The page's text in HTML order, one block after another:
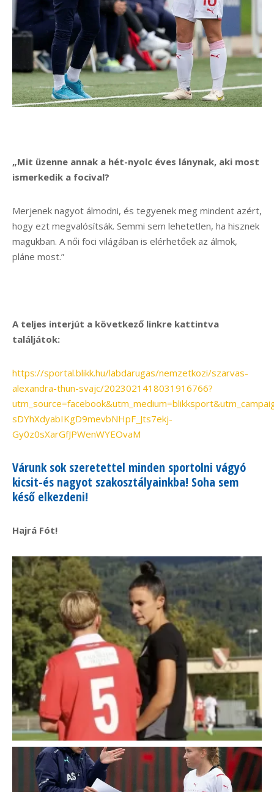
„Mit üzenne annak a hét-nyolc éves lánynak, aki most
ismerkedik a focival?
Merjenek nagyot álmodni, és tegyenek meg mindent azért,
hogy ezt megvalósítsák. Semmi sem lehetetlen, ha hisznek
magukban. A női foci világában is elérhetőek az álmok,
pláne most.”
A teljes interjút a következő linkre kattintva
találjátok:
https://sportal.blikk.hu/labdarugas/nemzetkozi/szarvas-
alexandra-thun-svajc/2023021418031916766?
sDYhXdyabIKgD9mevbNHpF_Jts7ekj-
Gy0z0sXarGfJPWenWYEOvaM
Várunk sok szeretettel minden sportolni vágyó
kicsit-és nagyot szakosztályainkba! Soha sem
késő elkezdeni!
Hajrá Fót!